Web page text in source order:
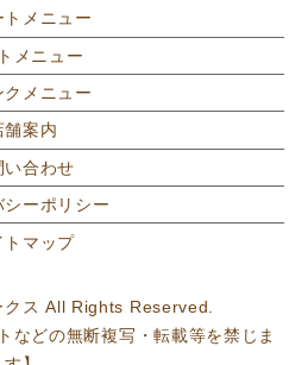
トメニュー
メニュー
クメニュー
舗案内
い合わせ
シーポリシー
トマップ
ス All Rights Reserved.
などの無断複写・転載等を禁じま